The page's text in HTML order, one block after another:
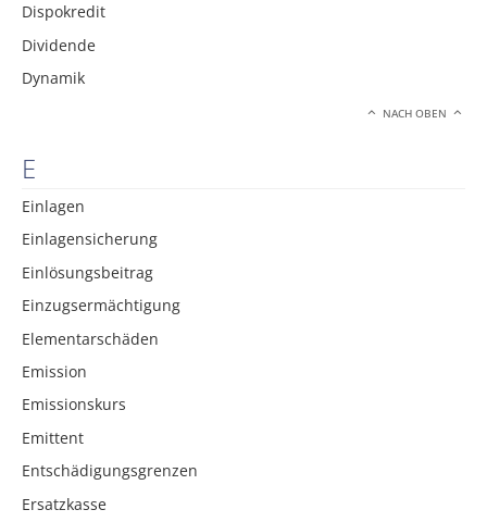
Dispokredit
Dividende
Dynamik
NACH OBEN
E
Einlagen
Einlagensicherung
Einlösungsbeitrag
Einzugsermächtigung
Elementarschäden
Emission
Emissionskurs
Emittent
Entschädigungsgrenzen
Ersatzkasse